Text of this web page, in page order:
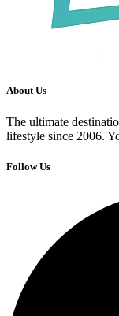
About Us
The ultimate
lifestyle since 2006.
Follow Us